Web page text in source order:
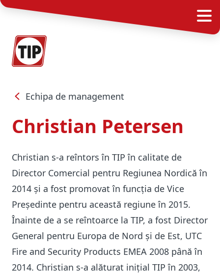
Echipa de management
Christian Petersen
Christian s-a reîntors în TIP în calitate de
Director Comercial pentru Regiunea Nordică în
2014 și a fost promovat în funcția de Vice
Președinte pentru această regiune în 2015.
Înainte de a se reîntoarce la TIP, a fost Director
General pentru Europa de Nord și de Est, UTC
Fire and Security Products EMEA 2008 până în
2014. Christian s-a alăturat inițial TIP în 2003,